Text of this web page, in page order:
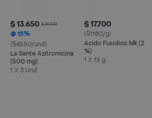
$ 13.650 $ 16.100
15%
($4550/und)
La Sante Azitromicina
(500 mg)
1 X 3 Und
$ 17.700
($1180/g)
Acido Fusidico Mk (2
%)
1 X 15 g